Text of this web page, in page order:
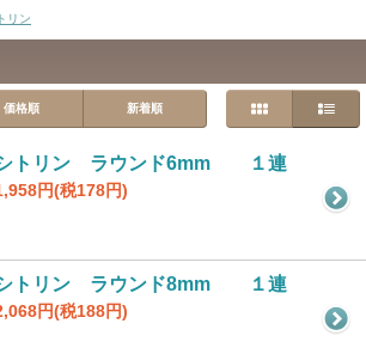
リン
価格順 新着順
トリン ラウンド6mm １連
円(税178円)
トリン ラウンド8mm １連
円(税188円)